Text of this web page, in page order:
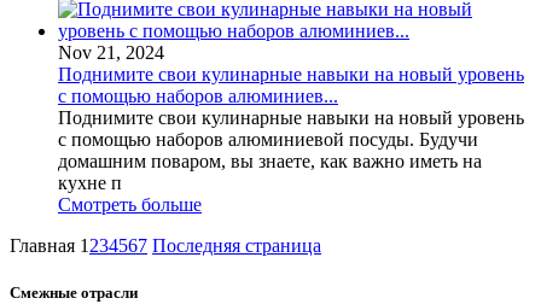
Nov 21, 2024
Поднимите свои кулинарные навыки на новый уровень
с помощью наборов алюминиев...
Поднимите свои кулинарные навыки на новый уровень
с помощью наборов алюминиевой посуды. Будучи
домашним поваром, вы знаете, как важно иметь на
кухне п
Смотреть больше
Главная 1 234567 Последняя страница
Смежные отрасли